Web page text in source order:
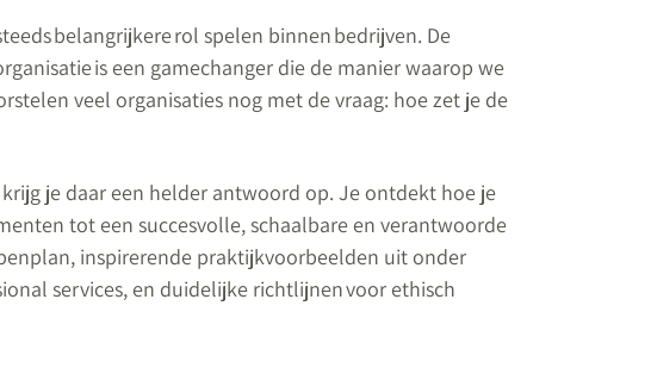
belangrijkere rol spelen binnen bedrijven. De
is een gamechanger die de manier waarop we
veel organisaties nog met de vraag: hoe zet je de
je daar een helder antwoord op. Je ontdekt hoe je
tot een succesvolle, schaalbare en verantwoorde
inspirerende praktijkvoorbeelden uit onder
services, en duidelijke richtlijnen voor ethisch